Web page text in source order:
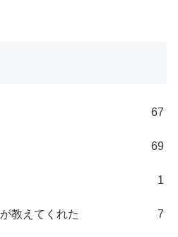
67
69
1
教えてくれた 7